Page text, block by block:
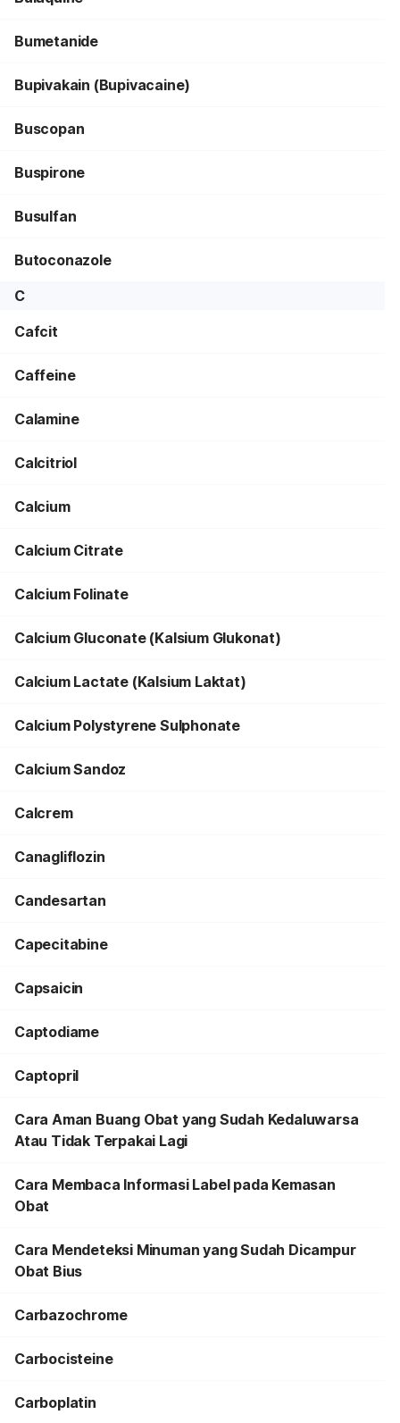
Bumetanide
Bupivakain (Bupivacaine)
Buscopan
Buspirone
Busulfan
Butoconazole
C
Cafcit
Caffeine
Calamine
Calcitriol
Calcium
Calcium Citrate
Calcium Folinate
Calcium Gluconate (Kalsium Glukonat)
Calcium Lactate (Kalsium Laktat)
Calcium Polystyrene Sulphonate
Calcium Sandoz
Calcrem
Canagliflozin
Candesartan
Capecitabine
Capsaicin
Captodiame
Captopril
Cara Aman Buang Obat yang Sudah Kedaluwarsa
Atau Tidak Terpakai Lagi
Cara Membaca Informasi Label pada Kemasan
Obat
Cara Mendeteksi Minuman yang Sudah Dicampur
Obat Bius
Carbazochrome
Carbocisteine
Carboplatin